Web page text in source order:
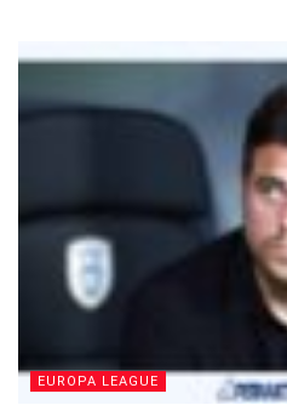
EUROPA LEAGUE